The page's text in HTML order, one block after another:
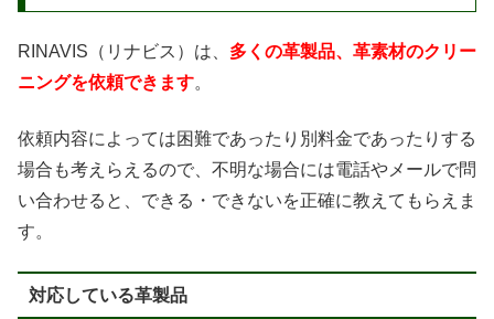
RINAVIS（リナビス）は、 多くの革製品、革素材のクリー
ニングを依頼できます。
依頼内容によっては困難であったり別料金であったりする
場合も考えらえるので、不明な場合には電話やメールで問
い合わせると、できる・できないを正確に教えてもらえま
す。
対応している革製品